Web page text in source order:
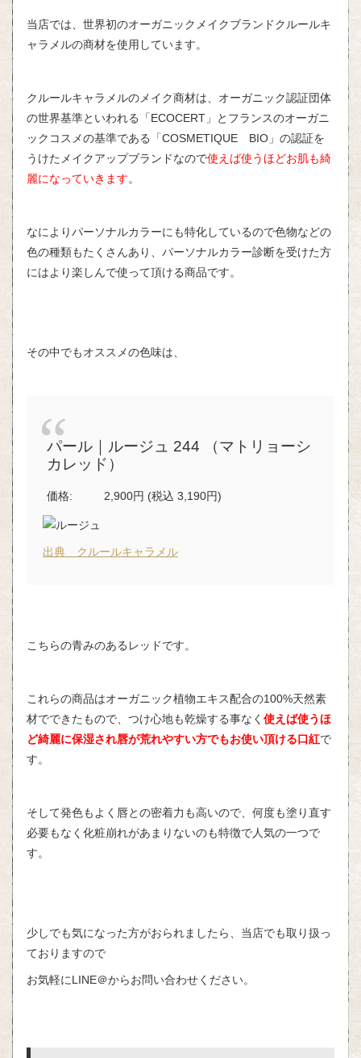
当店では、世界初のオーガニックメイクブランドクルールキ
ャラメルの商材を使用しています。
クルールキャラメルのメイク商材は、オーガニック認証団体
の世界基準といわれる「ECOCERT」とフランスのオーガニ
ックコスメの基準である「COSMETIQUE BIO」の認証を
うけたメイクアップブランドなので使えば使うほどお肌も綺
麗になっていきます。
なによりパーソナルカラーにも特化しているので色物などの
色の種類もたくさんあり、パーソナルカラー診断を受けた方
にはより楽しんで使って頂ける商品です。
その中でもオススメの色味は、
パール｜ルージュ 244 （マトリョーシ
カレッド）
価格: 2,900円 (税込 3,190円)
出典 クルールキャラメル
こちらの青みのあるレッドです。
これらの商品はオーガニック植物エキス配合の100%天然素
材でできたもので、つけ心地も乾燥する事なく 使えば使うほ
ど綺麗に保湿され唇が荒れやすい方でもお使い頂ける口紅で
す。
そして発色もよく唇との密着力も高いので、何度も塗り直す
必要もなく化粧崩れがあまりないのも特徴で人気の一つで
す。
少しでも気になった方がおられましたら、当店でも取り扱っ
ておりますので
お気軽にLINE＠からお問い合わせください。